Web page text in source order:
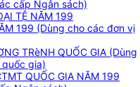
cấp Ngân sách)
TỆ NĂM 199
199 (Dùng cho các đơn vị
TRèNH QUỐC GIA (Dùng
gia)
QUỐC GIA NĂM 199